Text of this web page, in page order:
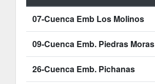
07-Cuenca Emb Los Molinos
09-Cuenca Emb. Piedras Moras
26-Cuenca Emb. Pichanas